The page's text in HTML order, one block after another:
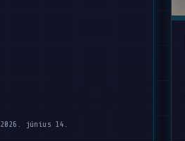
2026. június 14.